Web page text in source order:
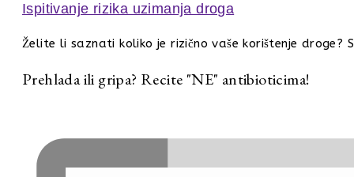
Ispitivanje rizika uzimanja droga
Želite li saznati koliko je rizično vaše korištenje droge?
Prehlada ili gripa? Recite "NE" antibioticima!